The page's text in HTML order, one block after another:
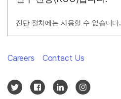
진단 절차에는 사용할 수 없습니다.
Careers Contact Us